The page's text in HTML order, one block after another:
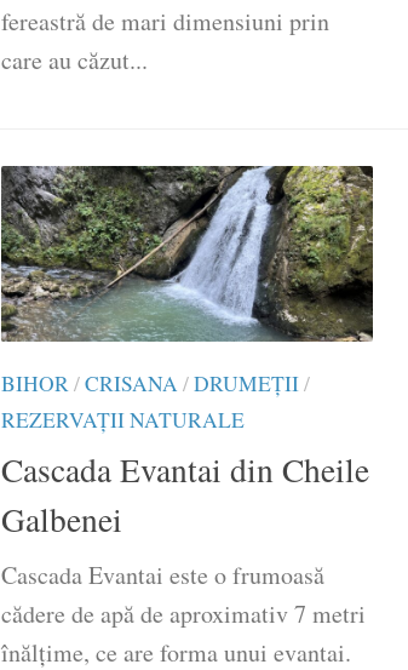
fereastră de mari dimensiuni prin
care au căzut...
BIHOR/CRISANA/DRUMEŢII/
REZERVAȚII NATURALE
Cascada Evantai din Cheile
Galbenei
Cascada Evantai este o frumoasă
cădere de apă de aproximativ 7 metri
înălțime, ce are forma unui evantai.